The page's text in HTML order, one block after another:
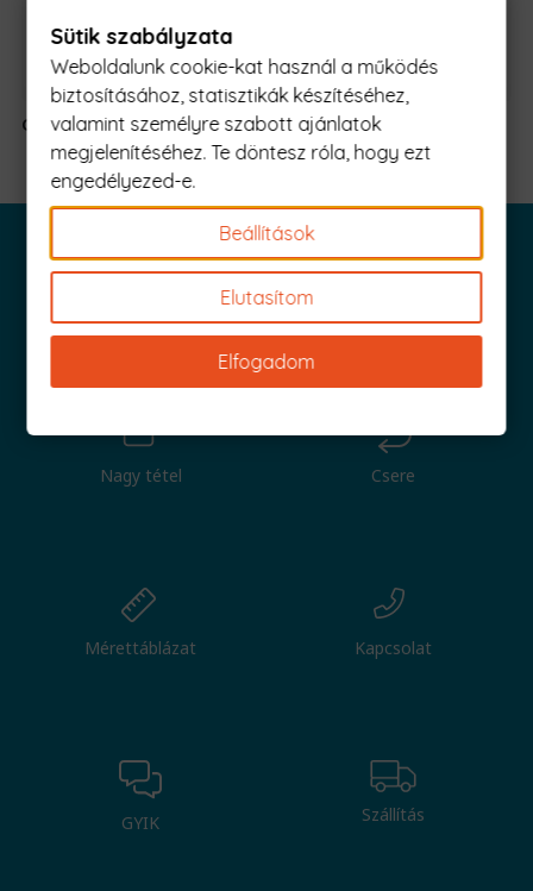
Csillogó szemek 5990 Ft-tól
Emo Sailor
moon
tól
Iratkozz fel és küldjük is az 1000 Ft értékű kuponod!
Nagy tétel Csere
Mérettáblázat Kapcsolat
GYIK Szállítás
Sütik szabályzata
Weboldalunk cookie-kat használ a működés
biztosításához, statisztikák készítéséhez,
valamint személyre szabott ajánlatok
megjelenítéséhez. Te döntesz róla, hogy ezt
engedélyezed-e.
Beállítások
Elutasítom
Elfogadom